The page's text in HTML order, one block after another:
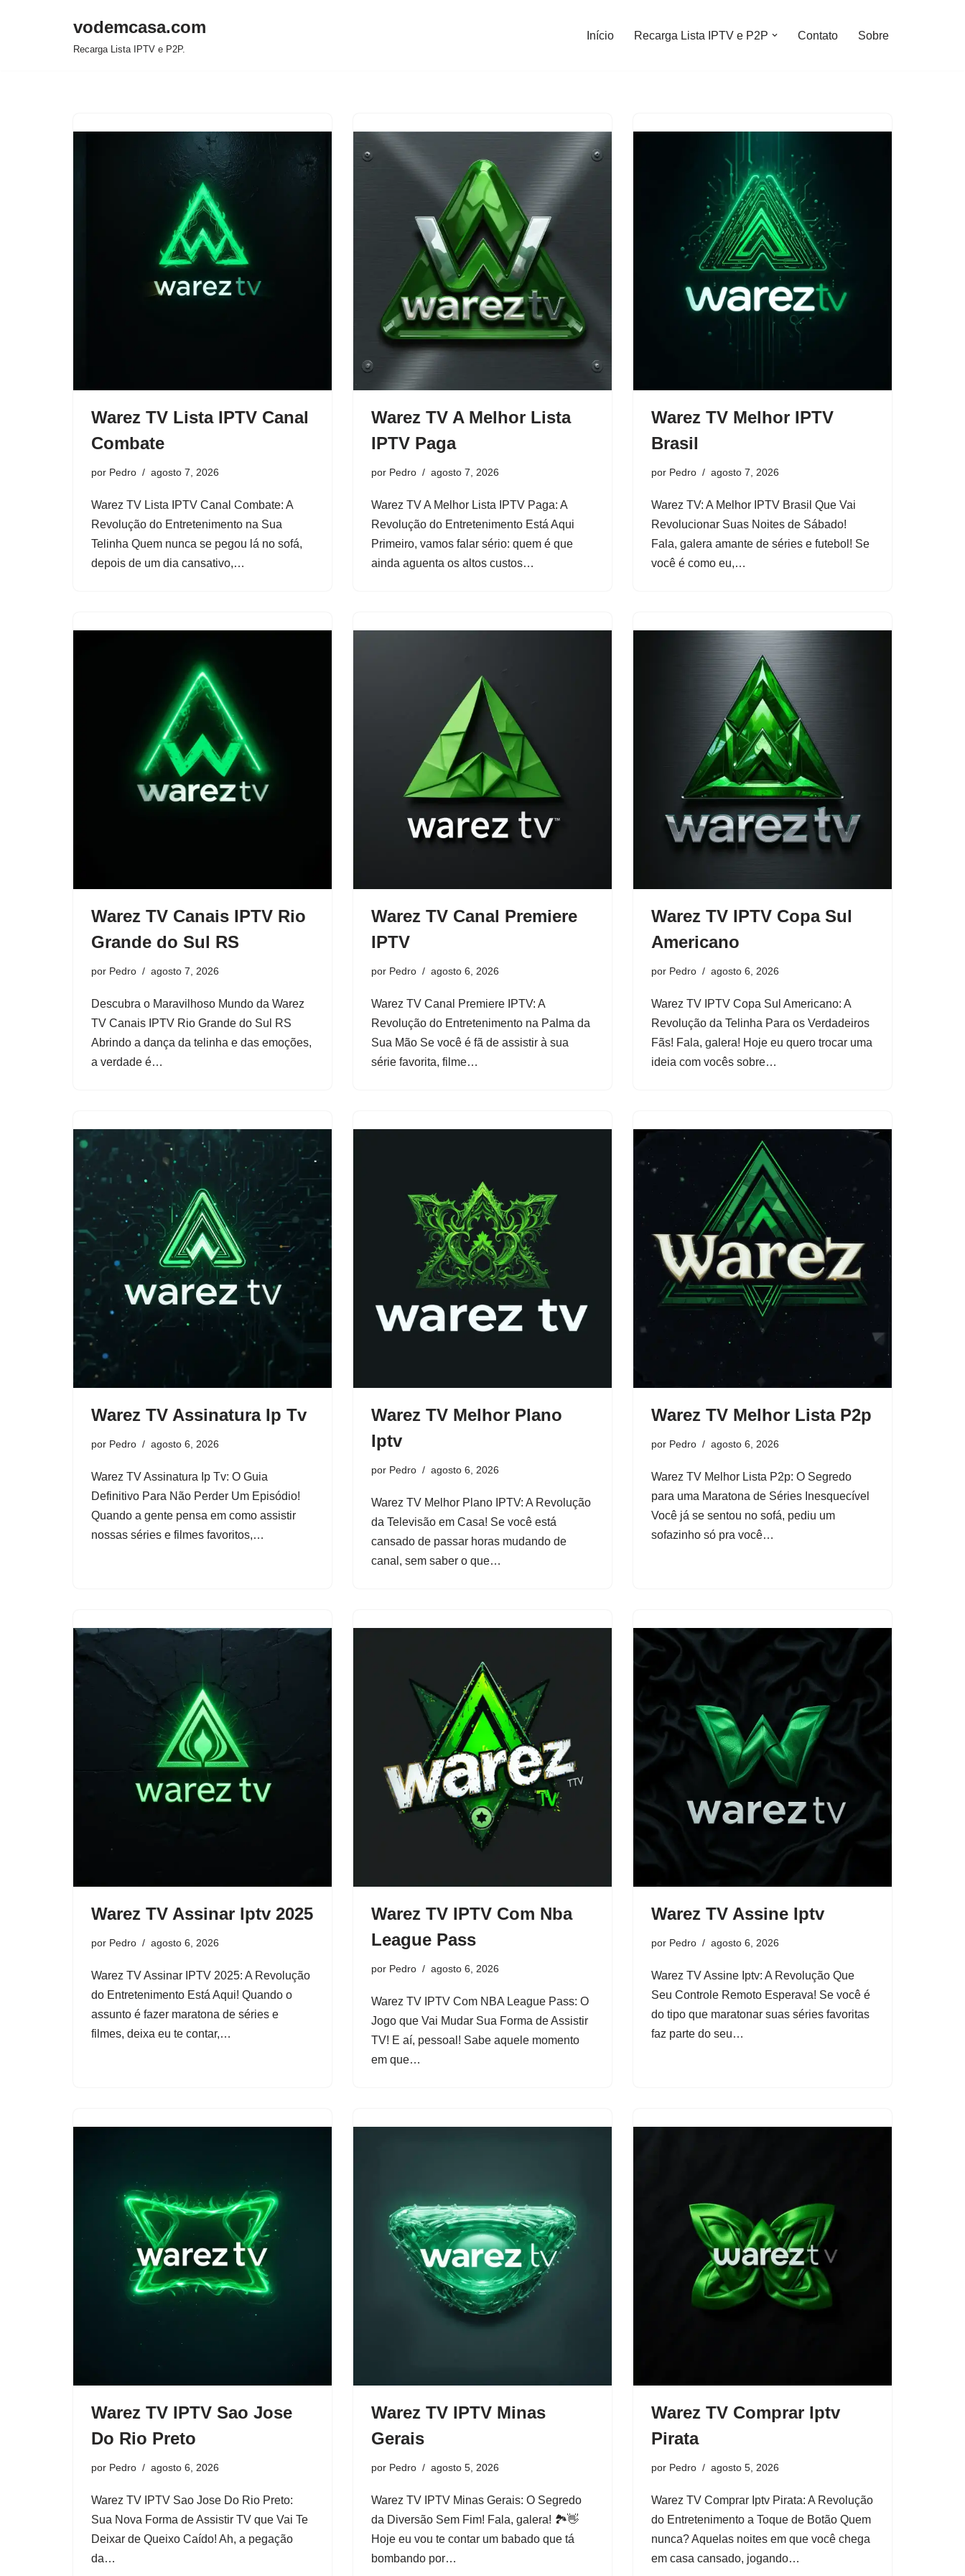
vodemcasa.com
Recarga Lista IPTV e P2P.
Início Recarga Lista IPTV e P2P Contato Sobre
Warez TV Lista IPTV Canal
Combate
por Pedro agosto 7, 2026
Warez TV Lista IPTV Canal Combate: A
Revolução do Entretenimento na Sua
Telinha Quem nunca se pegou lá no sofá,
depois de um dia cansativo,…
Warez TV A Melhor Lista
IPTV Paga
por Pedro agosto 7, 2026
Warez TV A Melhor Lista IPTV Paga: A
Revolução do Entretenimento Está Aqui
Primeiro, vamos falar sério: quem é que
ainda aguenta os altos custos…
Warez TV Melhor IPTV
Brasil
por Pedro agosto 7, 2026
Warez TV: A Melhor IPTV Brasil Que Vai
Revolucionar Suas Noites de Sábado!
Fala, galera amante de séries e futebol! Se
você é como eu,…
Warez TV Canais IPTV Rio
Grande do Sul RS
por Pedro agosto 7, 2026
Descubra o Maravilhoso Mundo da Warez
TV Canais IPTV Rio Grande do Sul RS
Abrindo a dança da telinha e das emoções,
a verdade é…
Warez TV Canal Premiere
IPTV
por Pedro agosto 6, 2026
Warez TV Canal Premiere IPTV: A
Revolução do Entretenimento na Palma da
Sua Mão Se você é fã de assistir à sua
série favorita, filme…
Warez TV IPTV Copa Sul
Americano
por Pedro agosto 6, 2026
Warez TV IPTV Copa Sul Americano: A
Revolução da Telinha Para os Verdadeiros
Fãs! Fala, galera! Hoje eu quero trocar uma
ideia com vocês sobre…
Warez TV Assinatura Ip Tv
por Pedro agosto 6, 2026
Warez TV Assinatura Ip Tv: O Guia
Definitivo Para Não Perder Um Episódio!
Quando a gente pensa em como assistir
nossas séries e filmes favoritos,…
Warez TV Melhor Plano
Iptv
por Pedro agosto 6, 2026
Warez TV Melhor Plano IPTV: A Revolução
da Televisão em Casa! Se você está
cansado de passar horas mudando de
canal, sem saber o que…
Warez TV Melhor Lista P2p
por Pedro agosto 6, 2026
Warez TV Melhor Lista P2p: O Segredo
para uma Maratona de Séries Inesquecível
Você já se sentou no sofá, pediu um
sofazinho só pra você…
Warez TV Assinar Iptv 2025
por Pedro agosto 6, 2026
Warez TV Assinar IPTV 2025: A Revolução
do Entretenimento Está Aqui! Quando o
assunto é fazer maratona de séries e
filmes, deixa eu te contar,…
Warez TV IPTV Com Nba
League Pass
por Pedro agosto 6, 2026
Warez TV IPTV Com NBA League Pass: O
Jogo que Vai Mudar Sua Forma de Assistir
TV! E aí, pessoal! Sabe aquele momento
em que…
Warez TV Assine Iptv
por Pedro agosto 6, 2026
Warez TV Assine Iptv: A Revolução Que
Seu Controle Remoto Esperava! Se você é
do tipo que maratonar suas séries favoritas
faz parte do seu…
Warez TV IPTV Sao Jose
Do Rio Preto
por Pedro agosto 6, 2026
Warez TV IPTV Sao Jose Do Rio Preto:
Sua Nova Forma de Assistir TV que Vai Te
Deixar de Queixo Caído! Ah, a pegação
da…
Warez TV IPTV Minas
Gerais
por Pedro agosto 5, 2026
Warez TV IPTV Minas Gerais: O Segredo
da Diversão Sem Fim! Fala, galera! 🏞️👋
Hoje eu vou te contar um babado que tá
bombando por…
Warez TV Comprar Iptv
Pirata
por Pedro agosto 5, 2026
Warez TV Comprar Iptv Pirata: A Revolução
do Entretenimento a Toque de Botão Quem
nunca? Aquelas noites em que você chega
em casa cansado, jogando…